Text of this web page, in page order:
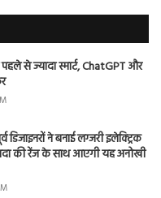
से ज्यादा स्मार्ट, ChatGPT और
ने बनाई लग्जरी इलेक्ट्रिक
की रेंज के साथ आएगी यह अनोखी